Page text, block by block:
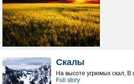
Скалы
На высоте угрюмых скал,
Full story